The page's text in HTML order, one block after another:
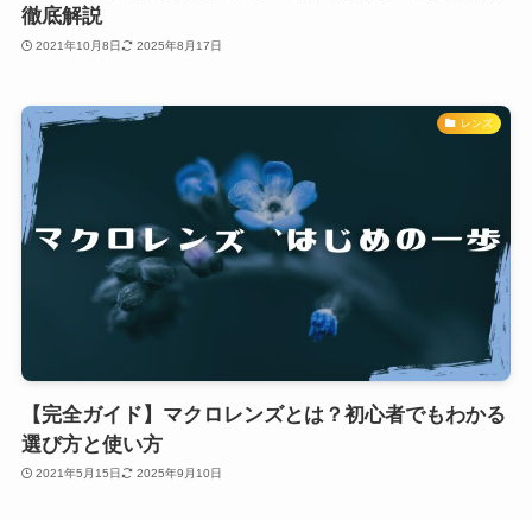
徹底解説
2021年10月8日 2025年8月17日
レンズ
【完全ガイド】マクロレンズとは？初心者でもわかる
選び方と使い方
2021年5月15日 2025年9月10日